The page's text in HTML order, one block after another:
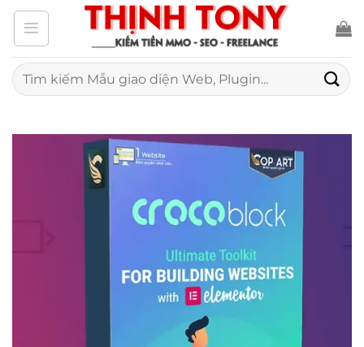
Bỏ
qua
nội
dung
Tìm
kiếm: